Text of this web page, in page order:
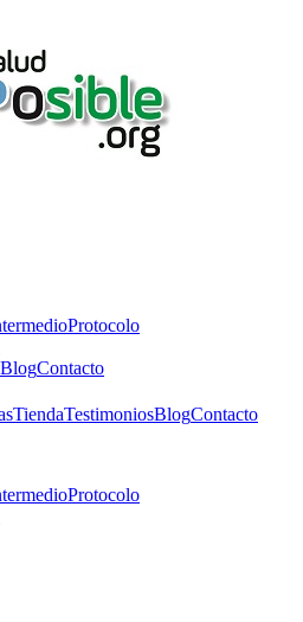
Protocolo
BlogContacto
TiendaTestimoniosBlogContacto
Protocolo